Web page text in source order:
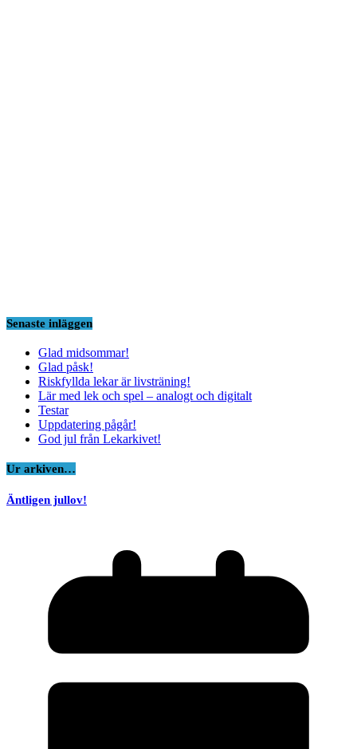
Senaste inläggen
Glad midsommar!
Glad påsk!
Riskfyllda lekar är livsträning!
Lär med lek och spel – analogt och digitalt
Testar
Uppdatering pågår!
God jul från Lekarkivet!
Ur arkiven…
Äntligen jullov!